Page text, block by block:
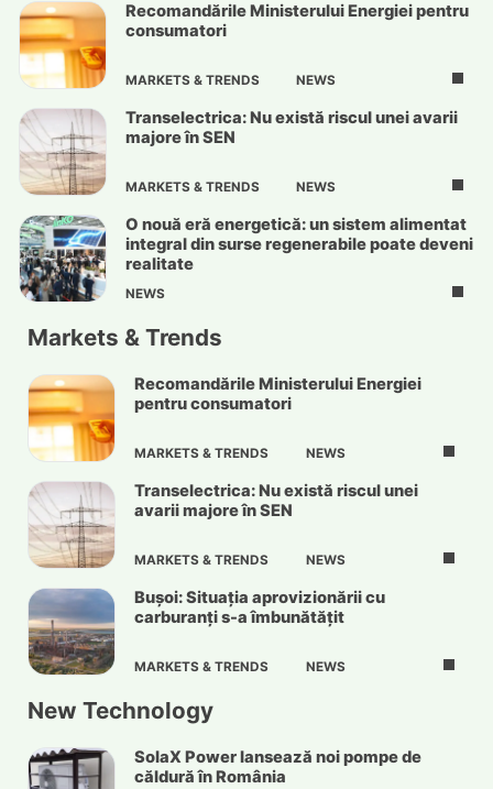
Recomandările Ministerului Energiei pentru
consumatori
MARKETS & TRENDS NEWS
Transelectrica: Nu există riscul unei avarii
majore în SEN
MARKETS & TRENDS NEWS
O nouă eră energetică: un sistem alimentat
integral din surse regenerabile poate deveni
realitate
NEWS
Markets & Trends
Recomandările Ministerului Energiei
pentru consumatori
MARKETS & TRENDS NEWS
Transelectrica: Nu există riscul unei
avarii majore în SEN
MARKETS & TRENDS NEWS
Bușoi: Situația aprovizionării cu
carburanți s-a îmbunătățit
MARKETS & TRENDS NEWS
New Technology
SolaX Power lansează noi pompe de
căldură în România